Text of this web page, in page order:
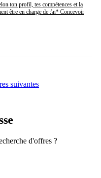
ton profil, tes compétences et la
être en charge de :\n* Concevoir
suivantes
d'offres ?